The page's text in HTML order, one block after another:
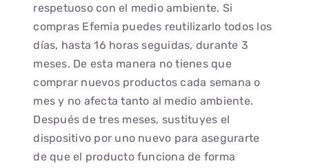
respetuoso con el medio ambiente. Si
compras Efemia puedes reutilizarlo todos los
días, hasta 16 horas seguidas, durante 3
meses. De esta manera no tienes que
comprar nuevos productos cada semana o
mes y no afecta tanto al medio ambiente.
Después de tres meses, sustituyes el
dispositivo por uno nuevo para asegurarte
de que el producto funciona de forma